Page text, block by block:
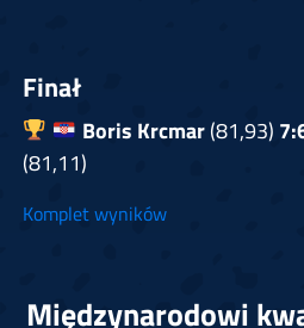
Finał
Boris Krcmar(81,93)
(81,11)
Komplet wyników
Międzynarodowi